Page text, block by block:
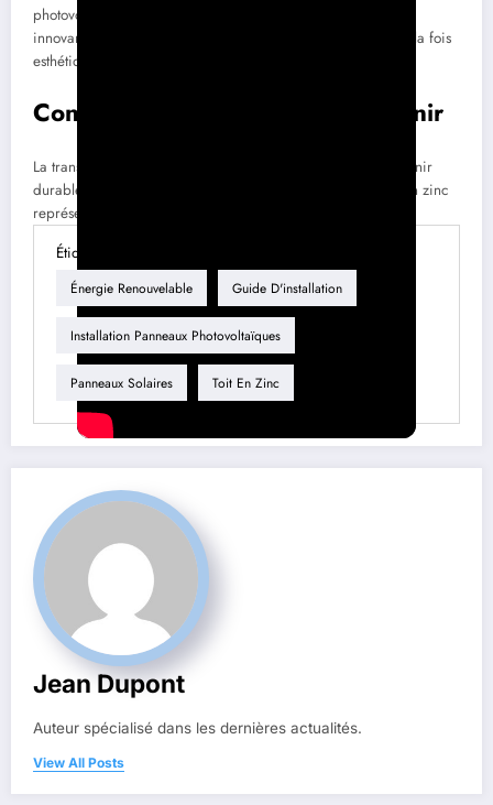
photovoltaïques encore plus efficaces. Avec des solutions
innovantes, il est possible d’installer des systèmes qui sont à la fois
esthétiques et fonctionnels.
Conclusion et Perspectives d’Avenir
La transition vers l’énergie solaire est essentielle pour un avenir
durable. Installer des panneaux photovoltaïques sur un toit en zinc
représente une solution viable qui gagne en popularité.
Étiquette
Énergie Renouvelable Guide D'installation
Installation Panneaux Photovoltaïques
Panneaux Solaires Toit En Zinc
Jean Dupont
Auteur spécialisé dans les dernières actualités.
View All Posts